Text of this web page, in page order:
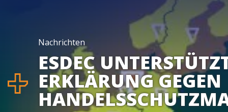
Nachrichten
ESDEC
ERKLÄRUNG GEGEN